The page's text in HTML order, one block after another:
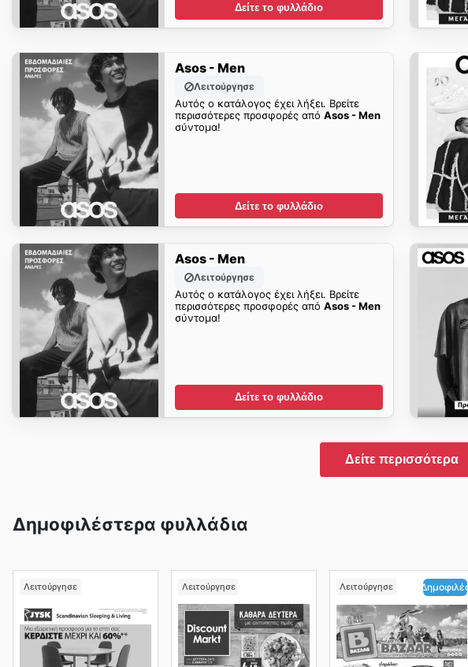
Δείτε το φυλλάδιο
Asos - Men
Λειτούργησε
Αυτός ο κατάλογος έχει λήξει. Βρείτε
περισσότερες προσφορές από Asos - Men
σύντομα!
Δείτε το φυλλάδιο
Asos - Men
Λειτούργησε
Αυτός ο κατάλογος έχει λήξει. Βρείτε
περισσότερες προσφορές από Asos - Men
σύντομα!
Δείτε το φυλλάδιο
Δείτε περισσότερα
Δημοφιλέστερα φυλλάδια
Λειτούργησε Λειτούργησε Λειτούργησε Δημοφιλές